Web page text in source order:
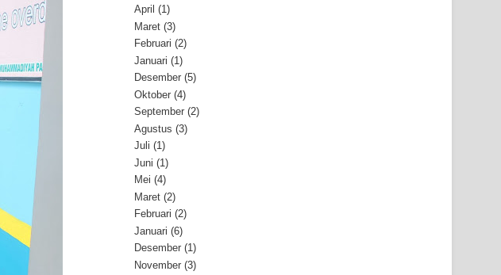
April (1)
Maret (3)
Februari (2)
Januari (1)
Desember (5)
Oktober (4)
September (2)
Agustus (3)
Juli (1)
Juni (1)
Mei (4)
Maret (2)
Februari (2)
Januari (6)
Desember (1)
November (3)